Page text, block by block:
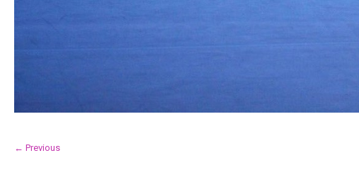
← Previous